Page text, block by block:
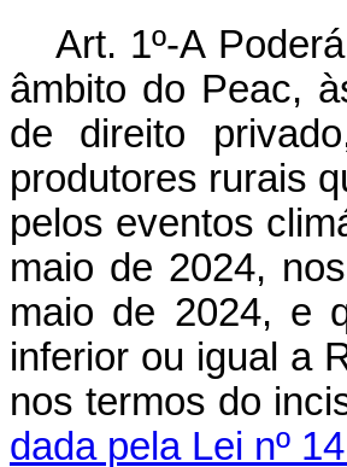
Art. 1º-A
âmbito do Peac,
de direito
produtores rurais
pelos eventos
maio de 2024,
maio de 2024, e
inferior ou igual a
nos termos do
dada pela Lei nº